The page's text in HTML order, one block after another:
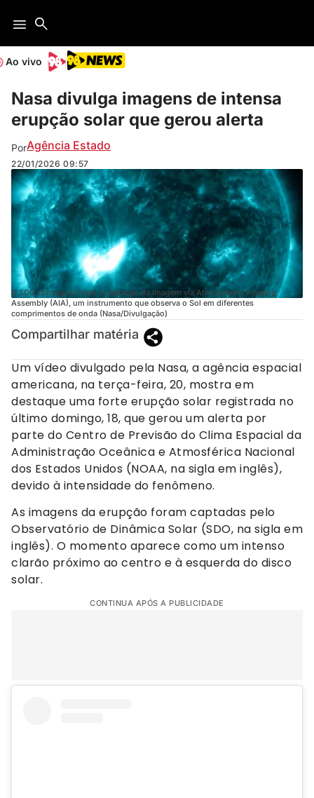
Ao vivo
Nasa divulga imagens de intensa
erupção solar que gerou alerta
PorAgência Estado
22/01/2026 09:57
O SDO conseguiu fazer a captação da imagem via Atmospheric Imaging
Assembly (AIA), um instrumento que observa o Sol em diferentes
comprimentos de onda (Nasa/Divulgação)
Compartilhar matéria
Um vídeo divulgado pela Nasa, a agência espacial
americana, na terça-feira, 20, mostra em
destaque uma forte erupção solar registrada no
último domingo, 18, que gerou um alerta por
parte do Centro de Previsão do Clima Espacial da
Administração Oceânica e Atmosférica Nacional
dos Estados Unidos (NOAA, na sigla em inglês),
devido à intensidade do fenômeno.
As imagens da erupção foram captadas pelo
Observatório de Dinâmica Solar (SDO, na sigla em
inglês). O momento aparece como um intenso
clarão próximo ao centro e à esquerda do disco
solar.
CONTINUA APÓS A PUBLICIDADE